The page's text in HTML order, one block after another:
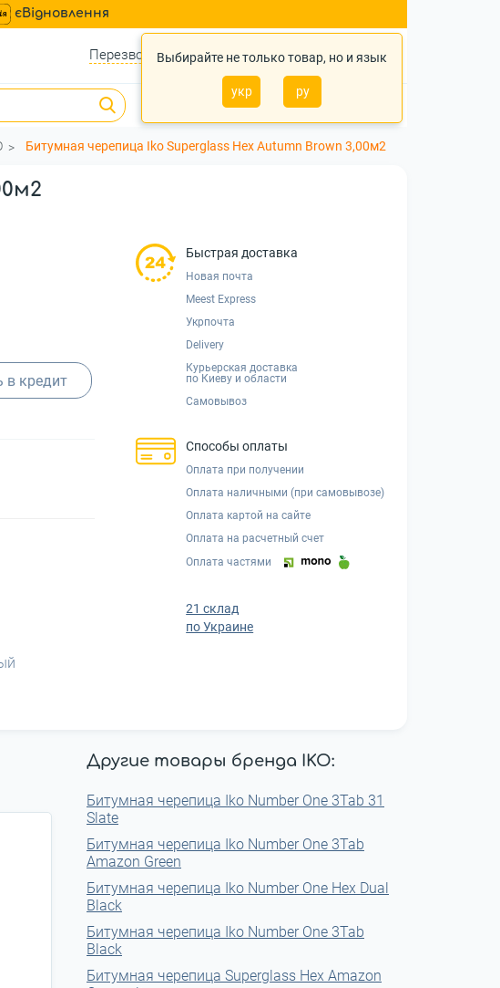
єВідновлення
Выбирайте не только товар, но и язык
укр ру
Перезвонить? Войти Укр Ру
0
Битумная черепица Iko Superglass Hex Autumn Brown 3,00м2
в кредит
Быстрая доставка
Новая почта
Meest Express
Укрпочта
Delivery
Курьерская доставка
по Киеву и области
Самовывоз
Способы оплаты
Оплата при получении
Оплата наличными (при самовывозе)
Оплата картой на сайте
Оплата на расчетный счет
Оплата частями
21 склад
по Украине
Другие товары бренда IKO:
Битумная черепица Iko Number One 3Tab 31
Slate
Битумная черепица Iko Number One 3Tab
Amazon Green
Битумная черепица Iko Number One Hex Dual
Black
Битумная черепица Iko Number One 3Tab
Black
Битумная черепица Superglass Hex Amazon